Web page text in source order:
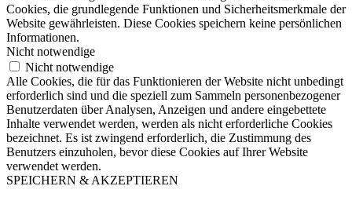
Cookies, die grundlegende Funktionen und Sicherheitsmerkmale der
Website gewährleisten. Diese Cookies speichern keine persönlichen
Informationen.
Nicht notwendige
Nicht notwendige
Alle Cookies, die für das Funktionieren der Website nicht unbedingt
erforderlich sind und die speziell zum Sammeln personenbezogener
Benutzerdaten über Analysen, Anzeigen und andere eingebettete
Inhalte verwendet werden, werden als nicht erforderliche Cookies
bezeichnet. Es ist zwingend erforderlich, die Zustimmung des
Benutzers einzuholen, bevor diese Cookies auf Ihrer Website
verwendet werden.
SPEICHERN & AKZEPTIEREN